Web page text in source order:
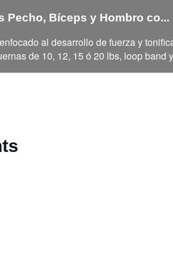
Pecho, Bíceps y Hombro co...
al desarrollo de fuerza y
de 10, 12, 15 ó 20 lbs, loop band